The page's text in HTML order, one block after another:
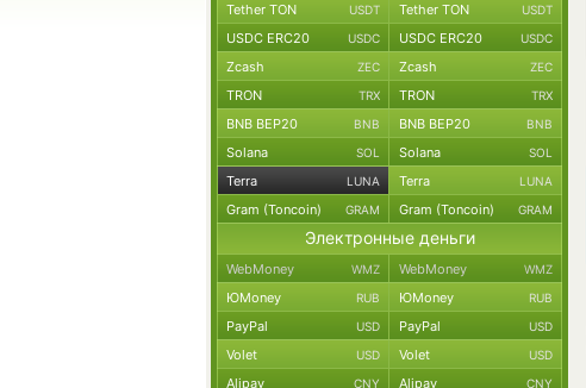
Tether TON USDT Tether TON USDT
USDC ERC20 USDC USDC ERC20 USDC
Zcash ZEC Zcash ZEC
TRON TRX TRON TRX
BNB BEP20 BNB BNB BEP20 BNB
Solana SOL Solana SOL
Terra LUNA Terra LUNA
Gram (Toncoin) GRAM Gram (Toncoin) GRAM
Электронные деньги
WebMoney WMZ WebMoney WMZ
ЮMoney RUB ЮMoney RUB
PayPal USD PayPal USD
Volet USD Volet USD
Alipay CNY Alipay CNY